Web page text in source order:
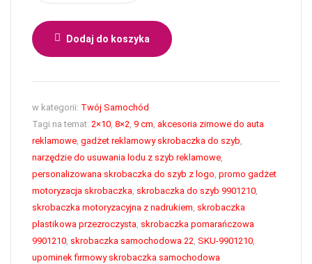
Dodaj do koszyka
w kategorii: Twój Samochód
Tagi na temat: 2×10, 8×2, 9 cm, akcesoria zimowe do auta
reklamowe, gadżet reklamowy skrobaczka do szyb,
narzędzie do usuwania lodu z szyb reklamowe,
personalizowana skrobaczka do szyb z logo, promo gadżet
motoryzacja skrobaczka, skrobaczka do szyb 9901210,
skrobaczka motoryzacyjna z nadrukiem, skrobaczka
plastikowa przezroczysta, skrobaczka pomarańczowa
9901210, skrobaczka samochodowa 22, SKU-9901210,
upominek firmowy skrobaczka samochodowa